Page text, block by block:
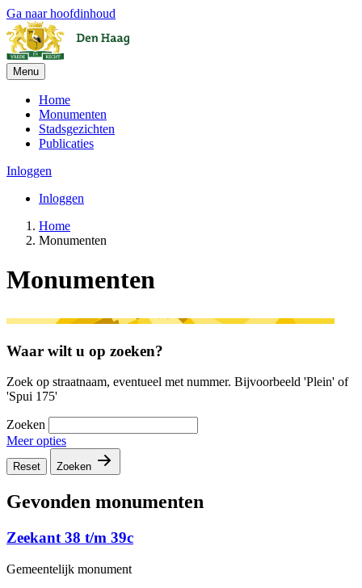
Ga naar hoofdinhoud
Menu
Home
Monumenten
Stadsgezichten
Publicaties
Inloggen
Inloggen
Home
Monumenten
Monumenten
Waar wilt u op zoeken?
Zoek op straatnaam, eventueel met nummer. Bijvoorbeeld 'Plein' of
'Spui 175'
Zoeken
Meer opties
Reset Zoeken
Gevonden monumenten
Zeekant 38 t/m 39c
Gemeentelijk monument